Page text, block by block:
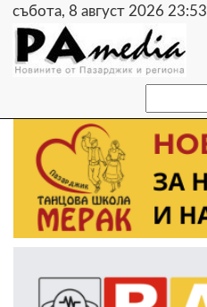
събота, 8 август 2026 23:53